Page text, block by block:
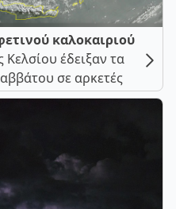
καλοκαιριού
έδειξαν τα
σε αρκετές